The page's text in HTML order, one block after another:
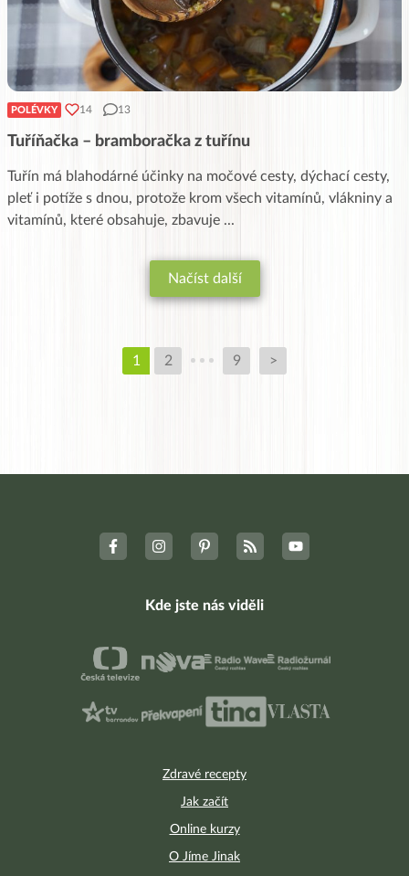
POLÉVKY 14 13
Tuříňačka – bramboračka z tuřínu
Tuřín má blahodárné účinky na močové cesty, dýchací cesty,
pleť i potíže s dnou, protože krom všech vitamínů, vlákniny a
vitamínů, které obsahuje, zbavuje ...
Načíst další
1 2 9 >
Zdravé recepty
Jak začít
Online kurzy
O Jíme Jinak
Kde jste nás viděli